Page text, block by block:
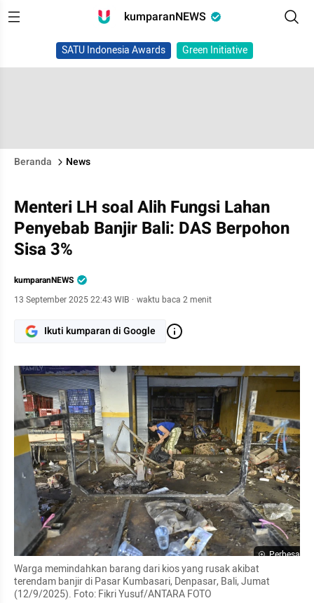
kumparanNEWS
SATU Indonesia Awards Green Initiative
Beranda News
Menteri LH soal Alih Fungsi Lahan
Penyebab Banjir Bali: DAS Berpohon
Sisa 3%
kumparanNEWS
13 September 2025 22:43 WIB · waktu baca 2 menit
Ikuti kumparan di Google
Perbesar
Warga memindahkan barang dari kios yang rusak akibat
terendam banjir di Pasar Kumbasari, Denpasar, Bali, Jumat
(12/9/2025). Foto: Fikri Yusuf/ANTARA FOTO